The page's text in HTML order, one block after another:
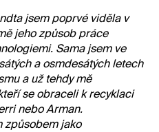
jsem poprvé viděla v
jeho způsob práce
Sama jsem ve
a osmdesátých letech
a už tehdy mě
se obraceli k recyklaci
nebo Arman.
způsobem jako